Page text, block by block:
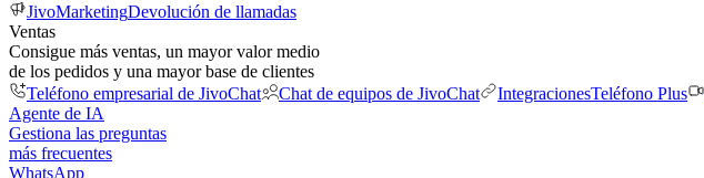
JivoMarketingDevolución de llamadas
Ventas
Consigue más ventas, un mayor valor medio
de los pedidos y una mayor base de clientes
Teléfono empresarial de JivoChat
Chat de equipos de JivoChat IntegracionesTeléfono Plus
Agente de IA
Gestiona las preguntas
más frecuentes
WhatsApp